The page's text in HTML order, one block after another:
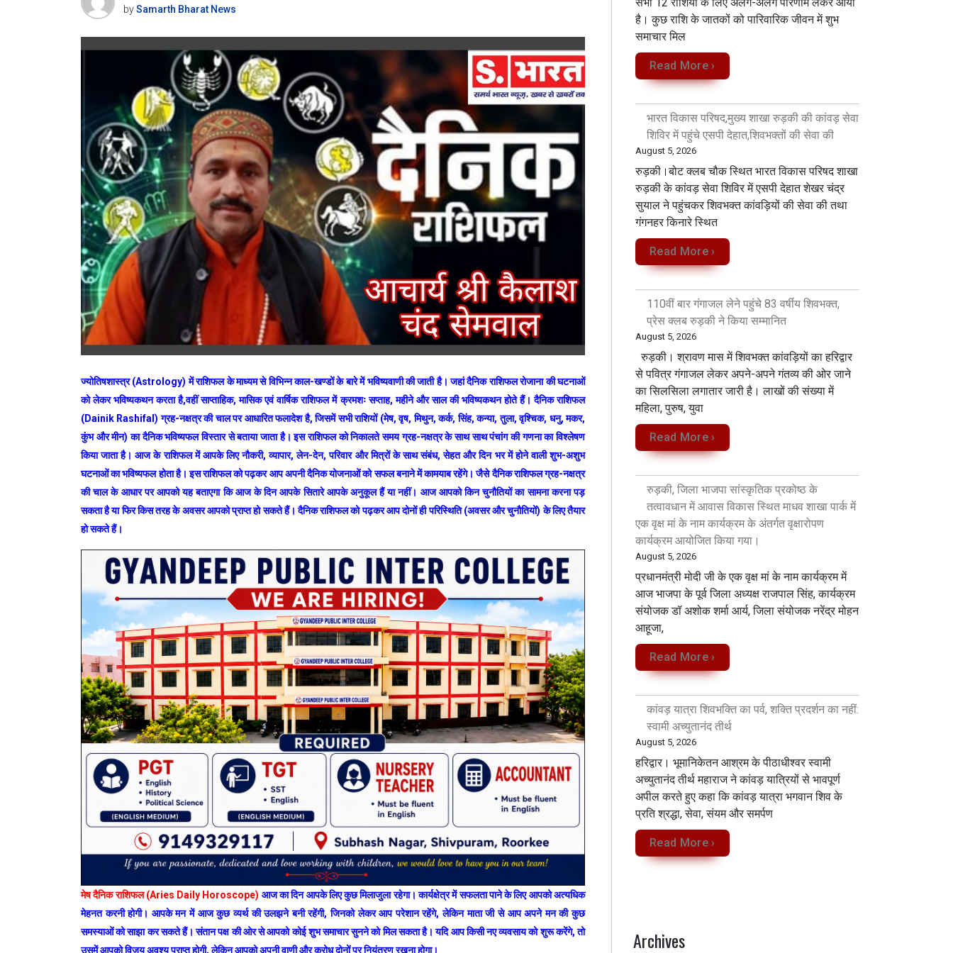
bySamarth Bharat News
ज्योतिषशास्त्र (Astrology) में राशिफल के माध्यम से विभिन्न काल-खण्डों के बारे में भविष्यवाणी की जाती है। जहां दैनिक राशिफल रोजाना की घटनाओं
को लेकर भविष्यकथन करता है,वहीं साप्ताहिक, मासिक एवं वार्षिक राशिफल में क्रमशः सप्ताह, महीने और साल की भविष्यकथन होते हैं। दैनिक राशिफल
(Dainik Rashifal) ग्रह-नक्षत्र की चाल पर आधारित फलादेश है, जिसमें सभी राशियों (मेष, वृष, मिथुन, कर्क, सिंह, कन्या, तुला, वृश्चिक, धनु, मकर,
कुंभ और मीन) का दैनिक भविष्यफल विस्तार से बताया जाता है। इस राशिफल को निकालते समय ग्रह-नक्षत्र के साथ साथ पंचांग की गणना का विश्लेषण
किया जाता है। आज के राशिफल में आपके लिए नौकरी, व्यापार, लेन-देन, परिवार और मित्रों के साथ संबंध, सेहत और दिन भर में होने वाली शुभ-अशुभ
घटनाओं का भविष्यफल होता है। इस राशिफल को पढ़कर आप अपनी दैनिक योजनाओं को सफल बनाने में कामयाब रहेंगे। जैसे दैनिक राशिफल ग्रह-नक्षत्र
की चाल के आधार पर आपको यह बताएगा कि आज के दिन आपके सितारे आपके अनुकूल हैं या नहीं। आज आपको किन चुनौतियों का सामना करना पड़
सकता है या फिर किस तरह के अवसर आपको प्राप्त हो सकते हैं। दैनिक राशिफल को पढ़कर आप दोनों ही परिस्थिति (अवसर और चुनौतियों) के लिए तैयार
हो सकते हैं।
मेष दैनिक राशिफल (Aries Daily Horoscope) आज का दिन आपके लिए कुछ मिलाजुला रहेगा। कार्यक्षेत्र में सफलता पाने के लिए आपको अत्यधिक
मेहनत करनी होगी। आपके मन में आज कुछ व्यर्थ की उलझने बनी रहेंगी, जिनको लेकर आप परेशान रहेंगे, लेकिन माता जी से आप अपने मन की कुछ
समस्याओं को साझा कर सकते हैं। संतान पक्ष की ओर से आपको कोई शुभ समाचार सुनने को मिल सकता है। यदि आप किसी नए व्यवसाय को शुरू करेंगे, तो
उसमें आपको विजय अवश्य प्राप्त होगी, लेकिन आपको अपनी वाणी और क्रोध दोनों पर नियंत्रण रखना होगा।
है। कुछ राशि के जातकों को पारिवारिक जीवन में शुभ
समाचार मिल
Read More ›
भारत विकास परिषद,मुख्य शाखा रुड़की की कांवड़ सेवा
शिविर में पहुंचे एसपी देहात,शिवभक्तों की सेवा की
August 5, 2026
रुड़की।बोट क्लब चौक स्थित भारत विकास परिषद शाखा
रुड़की के कांवड़ सेवा शिविर में एसपी देहात शेखर चंद्र
सुयाल ने पहुंचकर शिवभक्त कांवड़ियों की सेवा की तथा
गंगनहर किनारे स्थित
Read More ›
110वीं बार गंगाजल लेने पहुंचे 83 वर्षीय शिवभक्त,
प्रेस क्लब रुड़की ने किया सम्मानित
August 5, 2026
रुड़की। श्रावण मास में शिवभक्त कांवड़ियों का हरिद्वार
से पवित्र गंगाजल लेकर अपने-अपने गंतव्य की ओर जाने
का सिलसिला लगातार जारी है। लाखों की संख्या में
महिला, पुरुष, युवा
Read More ›
रुड़की, जिला भाजपा सांस्कृतिक प्रकोष्ठ के
तत्वावधान में आवास विकास स्थित माधव शाखा पार्क में
एक वृक्ष मां के नाम कार्यक्रम के अंतर्गत वृक्षारोपण
कार्यक्रम आयोजित किया गया।
August 5, 2026
प्रधानमंत्री मोदी जी के एक वृक्ष मां के नाम कार्यक्रम में
आज भाजपा के पूर्व जिला अध्यक्ष राजपाल सिंह, कार्यक्रम
संयोजक डॉ अशोक शर्मा आर्य, जिला संयोजक नरेंद्र मोहन
आहूजा,
Read More ›
कांवड़ यात्रा शिवभक्ति का पर्व, शक्ति प्रदर्शन का नहीं:
स्वामी अच्युतानंद तीर्थ
August 5, 2026
हरिद्वार। भूमानिकेतन आश्रम के पीठाधीश्वर स्वामी
अच्युतानंद तीर्थ महाराज ने कांवड़ यात्रियों से भावपूर्ण
अपील करते हुए कहा कि कांवड़ यात्रा भगवान शिव के
प्रति श्रद्धा, सेवा, संयम और समर्पण
Read More ›
Archives